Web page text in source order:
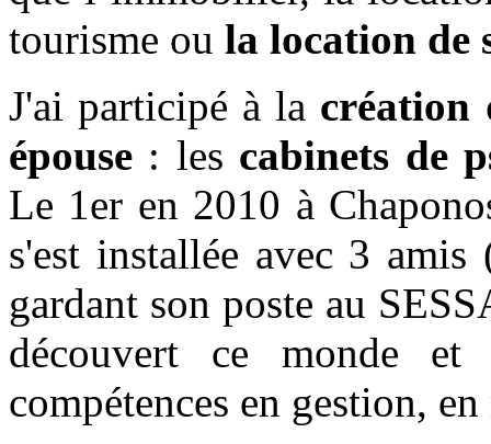
tourisme ou la location de
J'ai participé à la création
épouse : les cabinets de
Le 1er en 2010 à
s'est installée avec 3
gardant son poste au
découvert ce monde
compétences en gestion,